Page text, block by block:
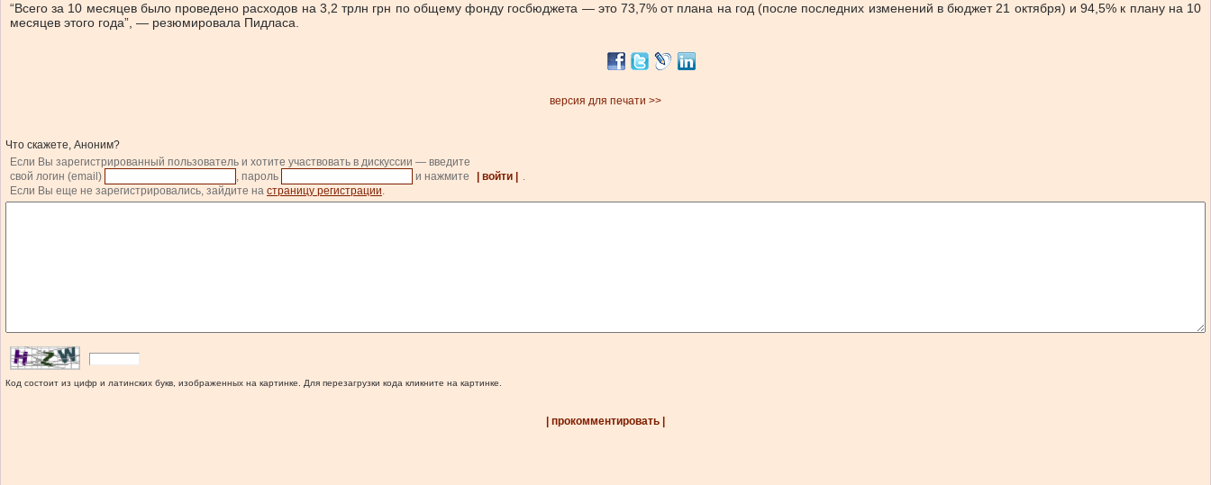
“Всего за 10 месяцев было проведено расходов на 3,2 трлн грн по общему фонду госбюджета — это 73,7% от плана на год (после последних изменений в бюджет 21 октября) и 94,5% к плану на 10
месяцев этого года”, — резюмировала Пидласа.
версия для печати >>
Что скажете, Аноним?
Если Вы зарегистрированный пользователь и хотите участвовать в дискуссии — введите
свой логин (email)
, пароль и нажмите | войти |
.
Если Вы еще не зарегистрировались, зайдите на страницу регистрации.
Код состоит из цифр и латинских букв, изображенных на картинке. Для перезагрузки кода кликните на картинке.
| прокомментировать |